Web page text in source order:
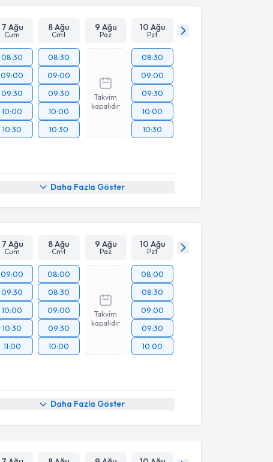
7 Ağu
Cum
8 Ağu
Cmt
9 Ağu
Paz
10 Ağu
Pzt
08:30
09:00
09:30
10:00
10:30
08:30
09:00
09:30
10:00
10:30
Takvim
kapalıdır
08:30
09:00
09:30
10:00
10:30
Daha Fazla Göster
7 Ağu
Cum
8 Ağu
Cmt
9 Ağu
Paz
10 Ağu
Pzt
09:00
09:30
10:00
10:30
11:00
08:00
08:30
09:00
09:30
10:00
Takvim
kapalıdır
08:00
08:30
09:00
09:30
10:00
Daha Fazla Göster